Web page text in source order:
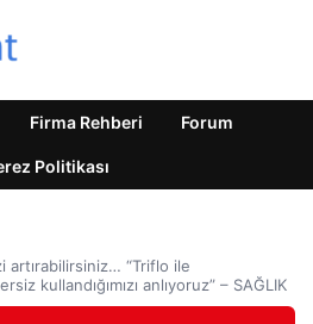
Firma Rehberi Forum
Politikası
artırabilirsiniz… “Triflo ile
kullandığımızı anlıyoruz” – SAĞLIK